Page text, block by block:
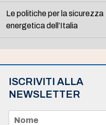
Le politiche per la sicurezza
energetica dell’Italia
ISCRIVITI ALLA
NEWSLETTER